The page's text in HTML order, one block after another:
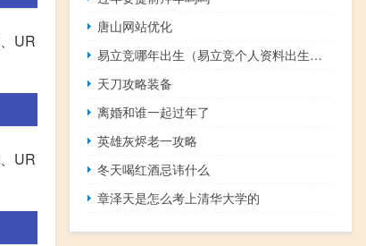
UR
UR
唐山网站优化
易立竞哪年出生（易立竞个人资料出生年月日）
天刀攻略装备
离婚和谁一起过年了
英雄灰烬老一攻略
冬天喝红酒忌讳什么
章泽天是怎么考上清华大学的